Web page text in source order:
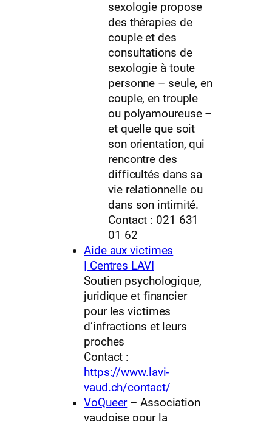
sexologie propose
des thérapies de
couple et des
consultations de
sexologie à toute
personne – seule, en
couple, en trouple
ou polyamoureuse –
et quelle que soit
son orientation, qui
rencontre des
difficultés dans sa
vie relationnelle ou
dans son intimité.
Contact : 021 631
01 62
Aide aux victimes
| Centres LAVI
Soutien psychologique,
juridique et financier
pour les victimes
d’infractions et leurs
proches
Contact :
https://www.lavi-
vaud.ch/contact/
VoQueer– Association
vaudoise pour la